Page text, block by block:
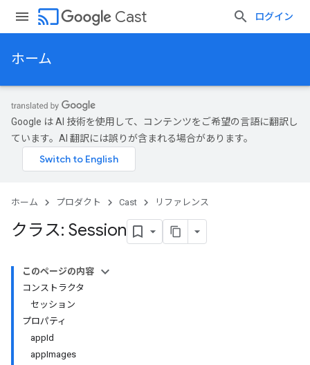
cast Cast ログイン
ホーム
Google は AI 技術を使用して、コンテンツをご希望の言語に翻訳し
ています。AI 翻訳には誤りが含まれる場合があります。
ホーム プロダクト Cast リファレンス
クラス: Session
このページの内容
コンストラクタ
セッション
プロパティ
appId
appImages